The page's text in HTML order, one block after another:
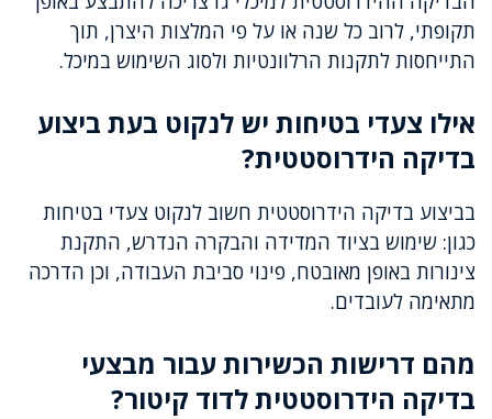
תקופתי, לרוב כל שנה או על פי המלצות היצרן, תוך
התייחסות לתקנות הרלוונטיות ולסוג השימוש במיכל.
אילו צעדי בטיחות יש לנקוט בעת ביצוע
בדיקה הידרוסטטית?
בביצוע בדיקה הידרוסטטית חשוב לנקוט צעדי בטיחות
כגון: שימוש בציוד המדידה והבקרה הנדרש, התקנת
צינורות באופן מאובטח, פינוי סביבת העבודה, וכן הדרכה
מתאימה לעובדים.
מהם דרישות הכשירות עבור מבצעי
בדיקה הידרוסטטית לדוד קיטור?